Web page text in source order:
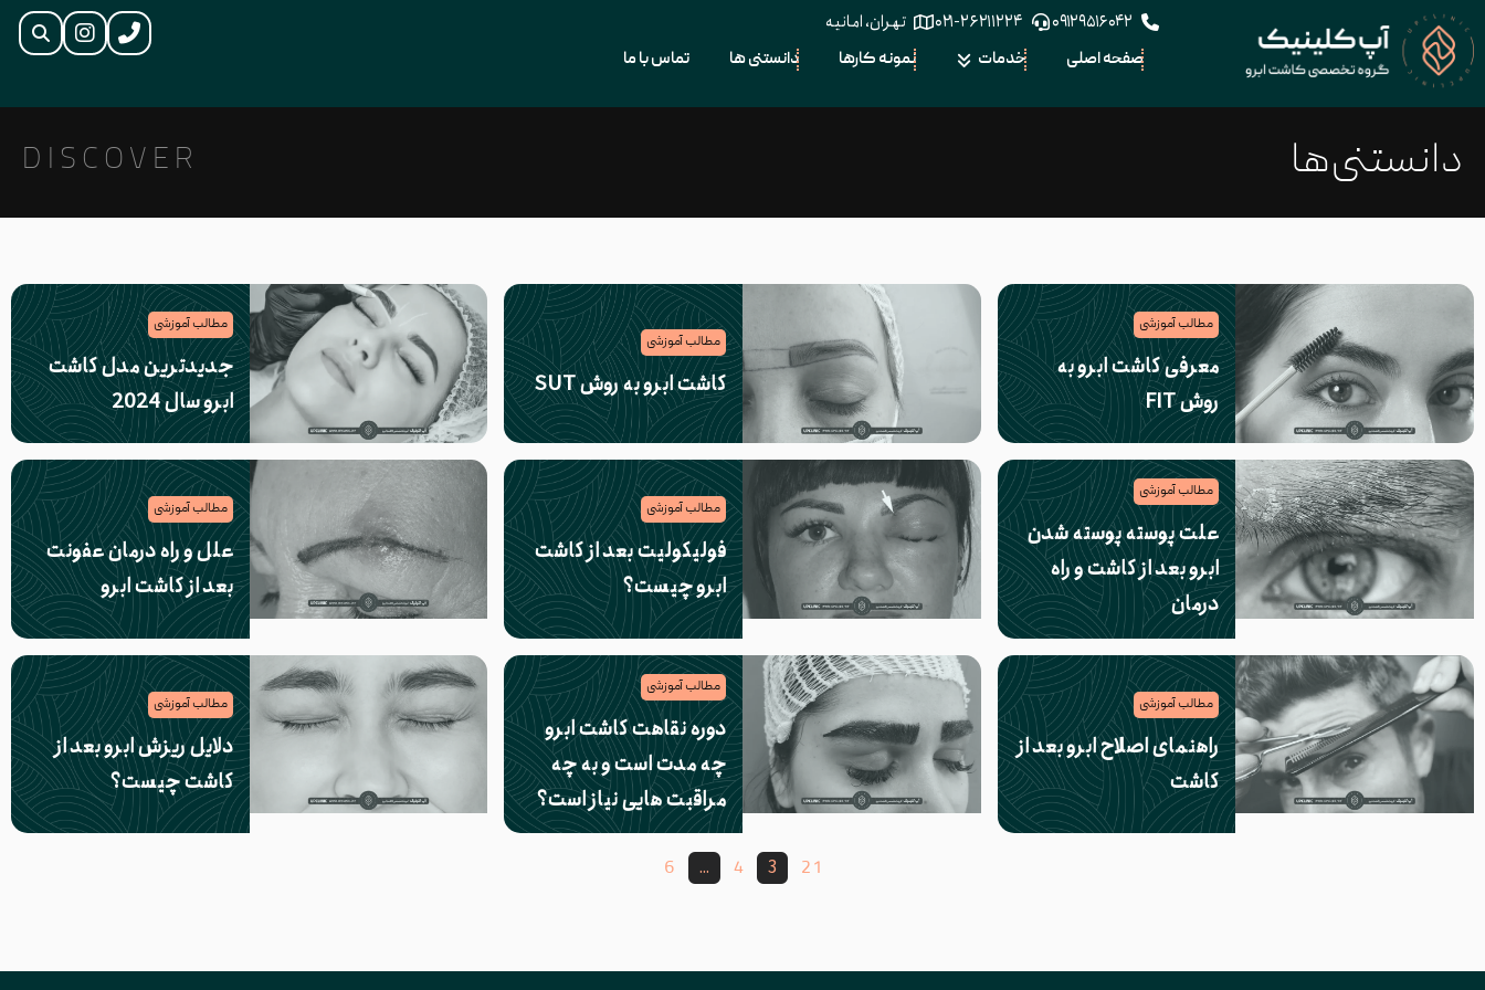
۰۹۱۲۹۵۱۶۰۴۲ ۰۲۱-۲۶۲۱۱۲۲۴ تهران، امانیه
صفحه اصلی خدمات نمونه کارها دانستنی ها تماس با ما
دانستنی‌ها DISCOVER
مطالب آموزشی
معرفی کاشت ابرو به
روش FIT
مطالب آموزشی
کاشت ابرو به روش SUT
مطالب آموزشی
جدیدترین مدل کاشت
ابرو سال 2024
مطالب آموزشی
علت پوسته پوسته شدن
ابرو بعد از کاشت و راه
درمان
مطالب آموزشی
فولیکولیت بعد از کاشت
ابرو چیست؟
مطالب آموزشی
علل و راه درمان عفونت
بعد از کاشت ابرو
مطالب آموزشی
راهنمای اصلاح ابرو بعد از
کاشت
مطالب آموزشی
دوره نقاهت کاشت ابرو
چه مدت است و به چه
مراقبت هایی نیاز است؟
مطالب آموزشی
دلایل ریزش ابرو بعد از
کاشت چیست؟
1
2
3
4
…
6